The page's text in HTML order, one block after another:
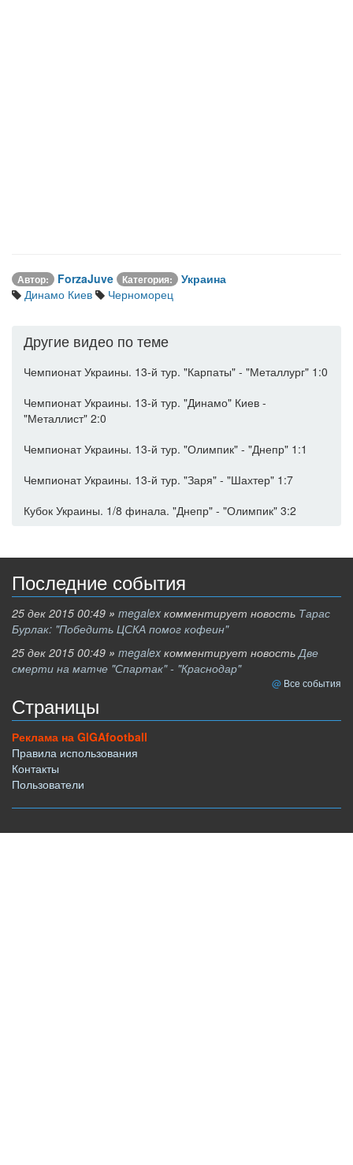
Автор: ForzaJuve Категория:
Украина
Динамо Киев
Черноморец
Другие видео по теме
Чемпионат Украины. 13-й тур. "Карпаты" - "Металлург" 1:0
Чемпионат Украины. 13-й тур. "Динамо" Киев -
"Металлист" 2:0
Чемпионат Украины. 13-й тур. "Олимпик" - "Днепр" 1:1
Чемпионат Украины. 13-й тур. "Заря" - "Шахтер" 1:7
Кубок Украины. 1/8 финала. "Днепр" - "Олимпик" 3:2
Последние события
25 дек 2015 00:49 » megalex комментирует новость Тарас
Бурлак: "Победить ЦСКА помог кофеин"
25 дек 2015 00:49 » megalex комментирует новостьДве
смерти на матче "Спартак" - "Краснодар"
Все события
Страницы
Реклама на GIGAfootball
Правила использования
Контакты
Пользователи